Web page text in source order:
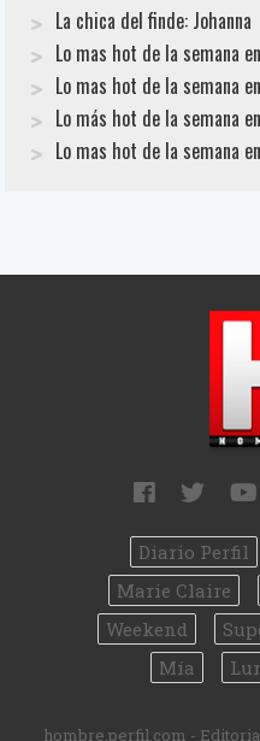
La chica del finde: Johanna
Lo mas hot de la semana
Lo mas hot de la semana
Lo más hot de la semana
Lo mas hot de la semana
Diario Perfil
Marie Claire
Weekend
Mía
hombre.perfil.com -